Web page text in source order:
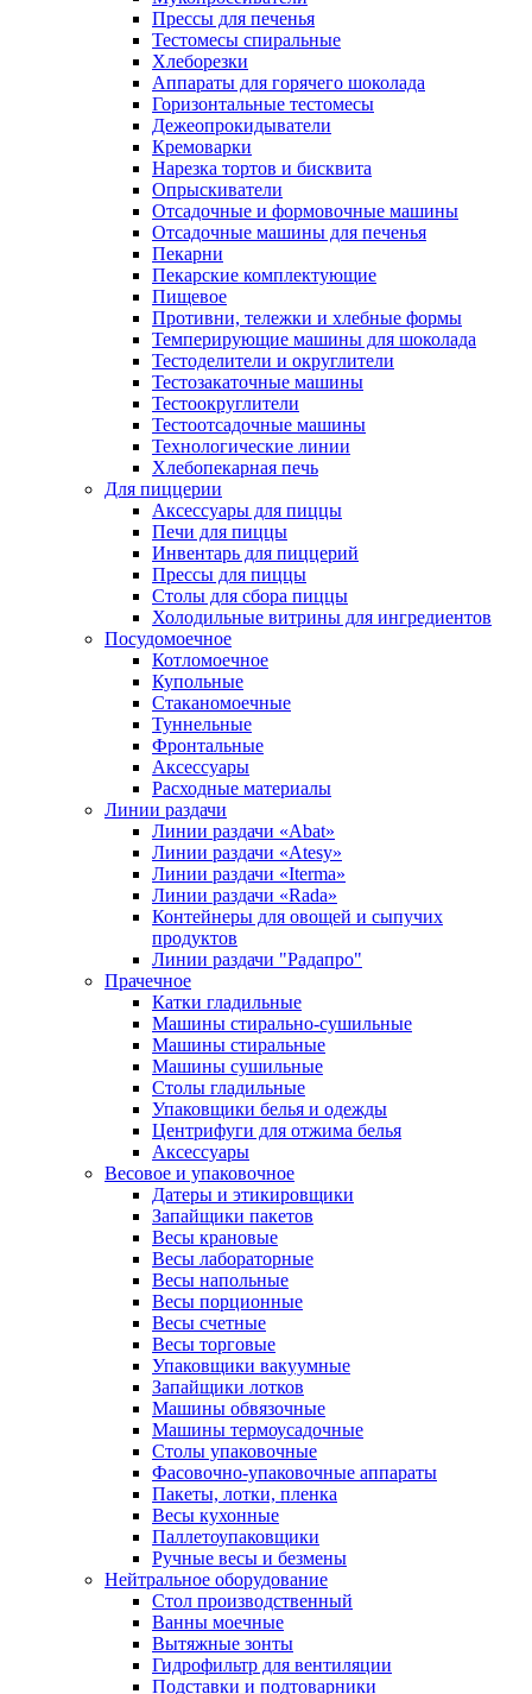
Прессы для печенья
Тестомесы спиральные
Хлеборезки
Аппараты для горячего шоколада
Горизонтальные тестомесы
Дежеопрокидыватели
Кремоварки
Нарезка тортов и бисквита
Опрыскиватели
Отсадочные и формовочные машины
Отсадочные машины для печенья
Пекарни
Пекарские комплектующие
Пищевое
Противни, тележки и хлебные формы
Темперирующие машины для шоколада
Тестоделители и округлители
Тестозакаточные машины
Тестоокруглители
Тестоотсадочные машины
Технологические линии
Хлебопекарная печь
Для пиццерии
Аксессуары для пиццы
Печи для пиццы
Инвентарь для пиццерий
Прессы для пиццы
Столы для сбора пиццы
Холодильные витрины для ингредиентов
Посудомоечное
Котломоечное
Купольные
Стаканомоечные
Туннельные
Фронтальные
Аксессуары
Расходные материалы
Линии раздачи
Линии раздачи «Abat»
Линии раздачи «Atesy»
Линии раздачи «Iterma»
Линии раздачи «Rada»
Контейнеры для овощей и сыпучих
продуктов
Линии раздачи "Радапро"
Прачечное
Катки гладильные
Машины стирально-сушильные
Машины стиральные
Машины сушильные
Столы гладильные
Упаковщики белья и одежды
Центрифуги для отжима белья
Аксессуары
Весовое и упаковочное
Датеры и этикировщики
Запайщики пакетов
Весы крановые
Весы лабораторные
Весы напольные
Весы порционные
Весы счетные
Весы торговые
Упаковщики вакуумные
Запайщики лотков
Машины обвязочные
Машины термоусадочные
Столы упаковочные
Фасовочно-упаковочные аппараты
Пакеты, лотки, пленка
Весы кухонные
Паллетоупаковщики
Ручные весы и безмены
Нейтральное оборудование
Cтол производственный
Ванны моечные
Вытяжные зонты
Гидрофильтр для вентиляции
Подставки и подтоварники